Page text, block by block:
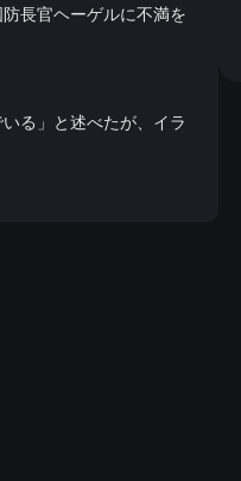
長官ヘーゲルに不満を
る」と述べたが、イラ